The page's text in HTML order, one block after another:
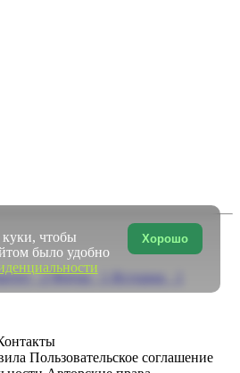
2Фауна 1
Пользовательское соглашение
Хорошо
чтобы
было удобно